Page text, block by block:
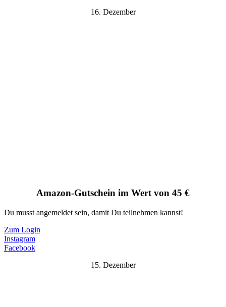
16. Dezember
Amazon-Gutschein im Wert von 45 €
Du musst angemeldet sein, damit Du teilnehmen kannst!
Zum Login
Instagram
Facebook
15. Dezember